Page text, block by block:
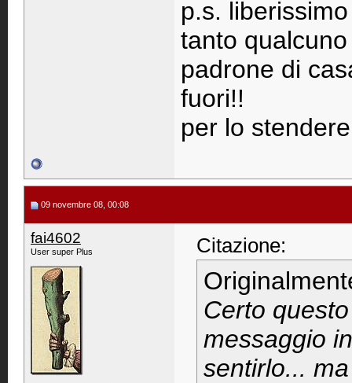
p.s.
tanto
padrone di
fuori!!
per lo
09 novembre 08, 00:08
fai4602
User super Plus Citazione:
Certo
messaggio
sentirlo...